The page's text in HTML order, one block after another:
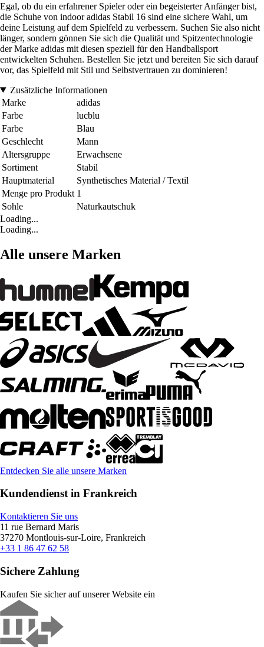
Egal, ob du ein erfahrener Spieler oder ein begeisterter Anfänger bist,
die Schuhe von indoor adidas Stabil 16 sind eine sichere Wahl, um
deine Leistung auf dem Spielfeld zu verbessern. Suchen Sie also nicht
länger, sondern gönnen Sie sich die Qualität und Spitzentechnologie
der Marke adidas mit diesen speziell für den Handballsport
entwickelten Schuhen. Bestellen Sie jetzt und bereiten Sie sich darauf
vor, das Spielfeld mit Stil und Selbstvertrauen zu dominieren!
Zusätzliche Informationen
Marke
adidas
Farbe
lucblu
Farbe
Blau
Geschlecht
Mann
Altersgruppe
Erwachsene
Sortiment
Stabil
Hauptmaterial
Synthetisches Material / Textil
Menge pro Produkt 1
Sohle
Naturkautschuk
Loading...
Loading...
Alle unsere Marken
Entdecken Sie alle unsere Marken
Kundendienst in Frankreich
Kontaktieren Sie uns
11 rue Bernard Maris
37270 Montlouis-sur-Loire, Frankreich
+33 1 86 47 62 58
Sichere Zahlung
Kaufen Sie sicher auf unserer Website ein